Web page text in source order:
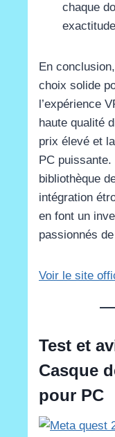
chaque
exactitude​
En
choix solide
l’expérience
haute qualité
prix élevé et
PC
bibliothèque
intégration
en font un
passionnés
Voir le site
Test et
Casque
pour PC